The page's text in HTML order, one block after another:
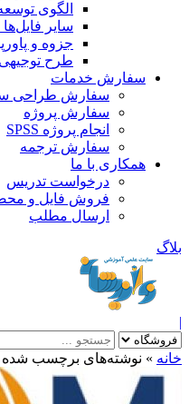
الگوی
سایر
جزوه و
طرح
سفارش خدمات
سفارش طراحی
سفارش پروژه
انجام پروژه SPSS
سفارش ترجمه
همکاری با ما
درخواست تدریس
فروش فایل و
ارسال مطلب
بلاگ
|
خانه » نوشته‌های برچسب شده